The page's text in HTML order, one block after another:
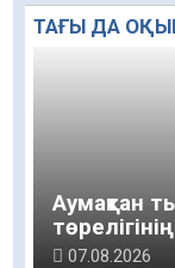
ТАҒЫ ДА
Аумақтан
07.08.2026